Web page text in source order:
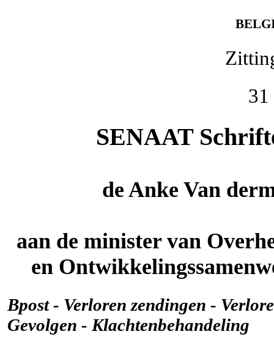
31
SENAAT
de Anke Van
aan de minister van
en
Bpost - Verloren zendingen -
Gevolgen - Klachtenbehandeling